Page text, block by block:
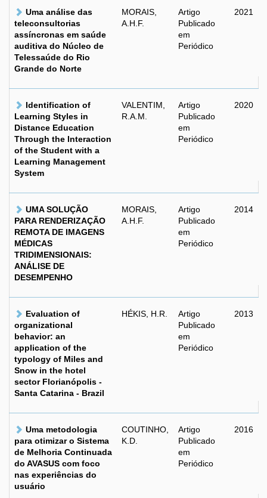
Uma análise das
teleconsultorias
assíncronas em saúde
auditiva do Núcleo de
Telessaúde do Rio
Grande do Norte
MORAIS,
A.H.F.
Artigo
Publicado
em
Periódico
2021
Identification of
Learning Styles in
Distance Education
Through the Interaction
of the Student with a
Learning Management
System
VALENTIM,
R.A.M.
Artigo
Publicado
em
Periódico
2020
UMA SOLUÇÃO
PARA RENDERIZAÇÃO
REMOTA DE IMAGENS
MÉDICAS
TRIDIMENSIONAIS:
ANÁLISE DE
DESEMPENHO
MORAIS,
A.H.F.
Artigo
Publicado
em
Periódico
2014
Evaluation of
organizational
behavior: an
application of the
typology of Miles and
Snow in the hotel
sector Florianópolis -
Santa Catarina - Brazil
HÉKIS, H.R.
Artigo
Publicado
em
Periódico
2013
Uma metodologia
para otimizar o Sistema
de Melhoria Continuada
do AVASUS com foco
nas experiências do
usuário
COUTINHO,
K.D.
Artigo
Publicado
em
Periódico
2016